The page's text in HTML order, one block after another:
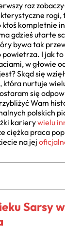
raz
rogi,
ktoś kompletnie
gdzieś utarte
bywa tak
I jak
w głowie
Skąd się
która nurtuje
się
Wam
polskich
karierywielu
ciężka praca
na jej
Sarsy